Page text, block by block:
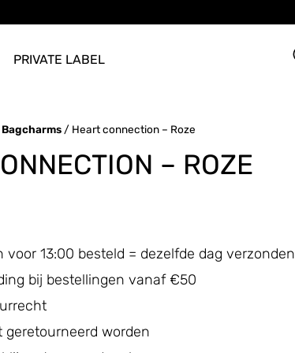
PRIVATE LABEL
Bagcharms / Heart connection – Roze
– ROZE
voor 13:00 besteld = dezelfde dag verzonden
bij bestellingen vanaf €50
geretourneerd worden